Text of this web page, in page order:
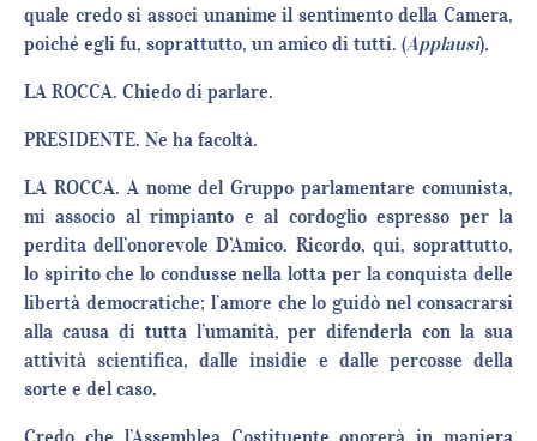
quale credo si associ unanime il sentimento della Camera,
poiché egli fu, soprattutto, un amico di tutti. (Applausi).
LA ROCCA. Chiedo di parlare.
PRESIDENTE. Ne ha facoltà.
LA ROCCA. A nome del Gruppo parlamentare comunista,
mi associo al rimpianto e al cordoglio espresso per la
perdita dell’onorevole D’Amico. Ricordo, qui, soprattutto,
lo spirito che lo condusse nella lotta per la conquista delle
libertà democratiche; l’amore che lo guidò nel consacrarsi
alla causa di tutta l’umanità, per difenderla con la sua
attività scientifica, dalle insidie e dalle percosse della
sorte e del caso.